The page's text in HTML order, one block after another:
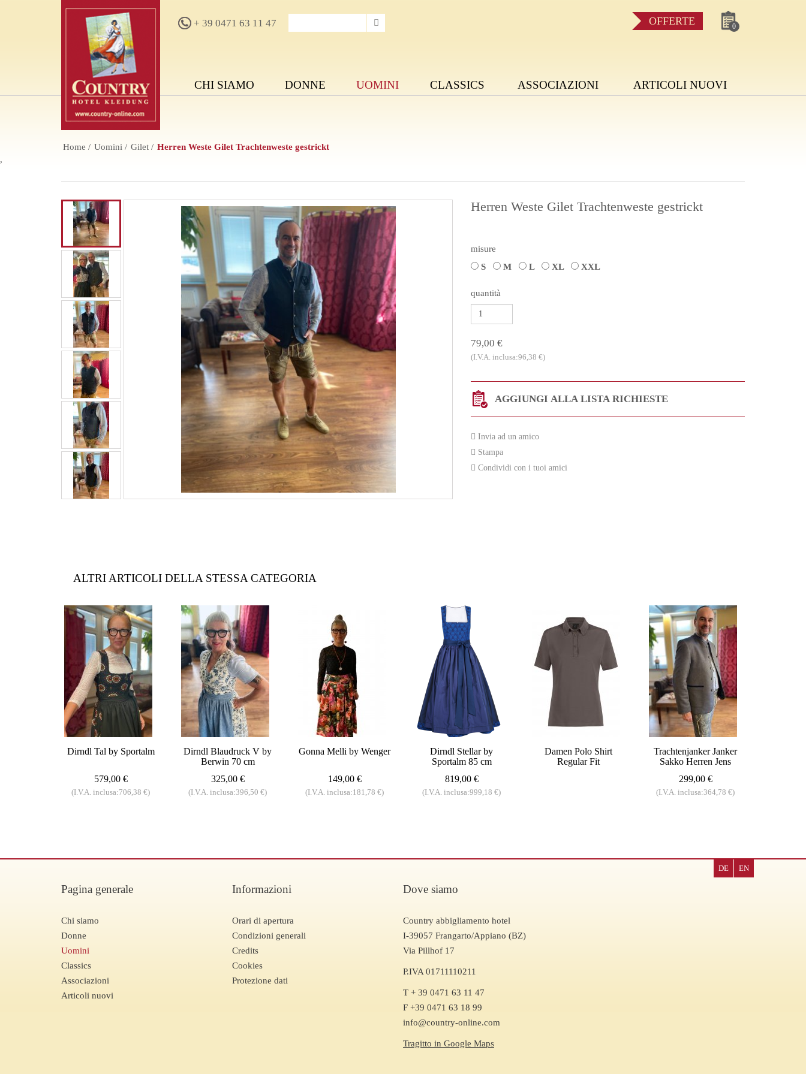
+ 39 0471 63 11 47 OFFERTE 0
CHI SIAMO DONNE UOMINI CLASSICS ASSOCIAZIONI ARTICOLI NUOVI
Home Uomini Gilet
Herren Weste Gilet Trachtenweste gestrickt
,
Herren Weste Gilet Trachtenweste gestrickt
misure
S
M L XL XXL
quantità
79,00 €
(I.V.A. inclusa:96,38 €)
AGGIUNGI ALLA LISTA RICHIESTE
Invia ad un amico
Stampa
Condividi con i tuoi amici
ALTRI ARTICOLI DELLA STESSA CATEGORIA
Dirndl Tal by Sportalm
579,00 €
(I.V.A. inclusa:706,38 €)
Dirndl Blaudruck V by
Berwin 70 cm
325,00 €
(I.V.A. inclusa:396,50 €)
Gonna Melli by Wenger
149,00 €
(I.V.A. inclusa:181,78 €)
Dirndl Stellar by
Sportalm 85 cm
819,00 €
(I.V.A. inclusa:999,18 €)
Damen Polo Shirt
Regular Fit
Trachtenjanker Janker
Sakko Herren Jens
299,00 €
(I.V.A. inclusa:364,78 €)
DE EN
Pagina generale
Chi siamo
Donne
Uomini
Classics
Associazioni
Articoli nuovi
Informazioni
Orari di apertura
Condizioni generali
Credits
Cookies
Protezione dati
Dove siamo
Country abbigliamento hotel
I-39057 Frangarto/Appiano (BZ)
Via Pillhof 17
P.IVA 01711110211
T + 39 0471 63 11 47
F +39 0471 63 18 99
info@country-online.com
Tragitto in Google Maps